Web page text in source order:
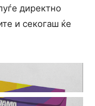
директно
и секогаш ќе